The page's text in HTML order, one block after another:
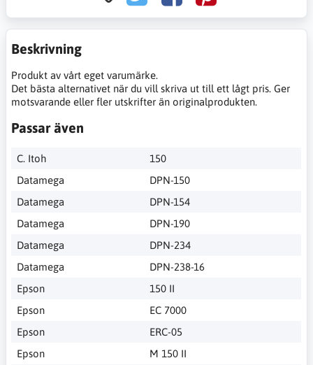
Beskrivning
Produkt av vårt eget varumärke.
Det bästa alternativet när du vill skriva ut till ett lågt pris. Ger
motsvarande eller fler utskrifter än originalprodukten.
Passar även
C. Itoh
150
Datamega
DPN-150
Datamega
DPN-154
Datamega
DPN-190
Datamega
DPN-234
Datamega
DPN-238-16
Epson
150 II
Epson
EC 7000
Epson
ERC-05
Epson
M 150 II